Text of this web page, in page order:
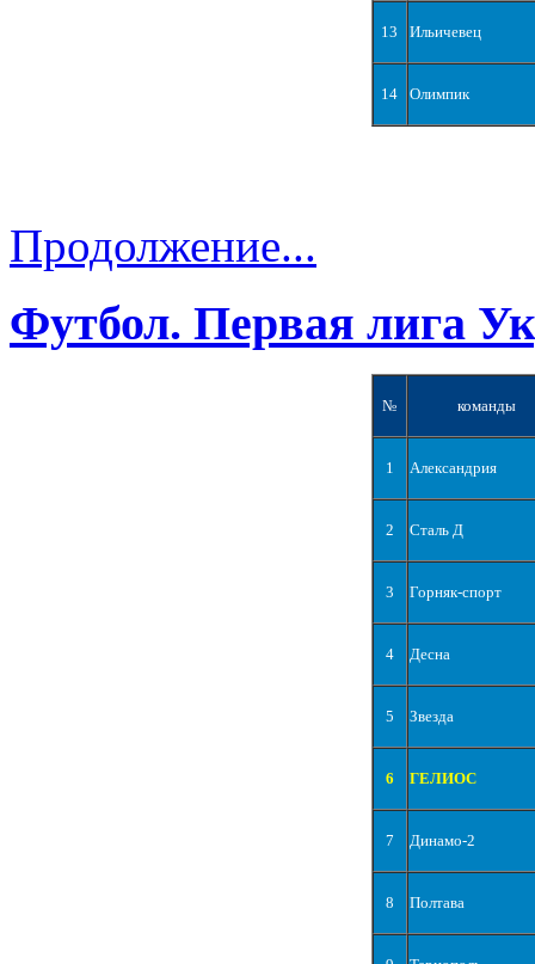
13 Ильичевец
14 Олимпик
Продолжение...
Футбол. Первая лига
№ команды
1 Александрия
2 Сталь Д
3 Горняк-спорт
4 Десна
5 Звезда
6 ГЕЛИОС
7 Динамо-2
8 Полтава